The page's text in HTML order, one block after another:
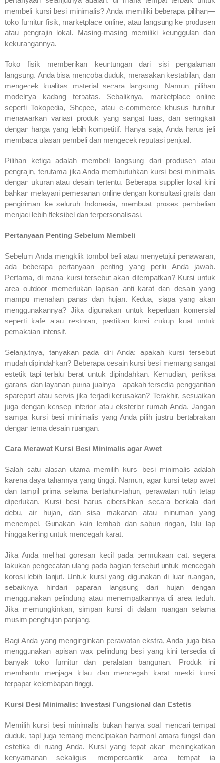
membeli kursi besi minimalis? Anda memiliki beberapa pilihan—
toko furnitur fisik, marketplace online, atau langsung ke produsen
atau pengrajin lokal. Masing-masing memiliki keunggulan dan
kekurangannya.
Toko fisik memberikan keuntungan dari sisi pengalaman
langsung. Anda bisa mencoba duduk, merasakan kestabilan, dan
mengecek kualitas material secara langsung. Namun, pilihan
modelnya kadang terbatas. Sebaliknya, marketplace online
seperti Tokopedia, Shopee, atau e-commerce khusus furnitur
menawarkan variasi produk yang sangat luas, dan seringkali
dengan harga yang lebih kompetitif. Hanya saja, Anda harus jeli
membaca ulasan pembeli dan mengecek reputasi penjual.
Pilihan ketiga adalah membeli langsung dari produsen atau
pengrajin, terutama jika Anda membutuhkan kursi besi minimalis
dengan ukuran atau desain tertentu. Beberapa supplier lokal kini
bahkan melayani pemesanan online dengan konsultasi gratis dan
pengiriman ke seluruh Indonesia, membuat proses pembelian
menjadi lebih fleksibel dan terpersonalisasi.
Pertanyaan Penting Sebelum Membeli
Sebelum Anda mengklik tombol beli atau menyetujui penawaran,
ada beberapa pertanyaan penting yang perlu Anda jawab.
Pertama, di mana kursi tersebut akan ditempatkan? Kursi untuk
area outdoor memerlukan lapisan anti karat dan desain yang
mampu menahan panas dan hujan. Kedua, siapa yang akan
menggunakannya? Jika digunakan untuk keperluan komersial
seperti kafe atau restoran, pastikan kursi cukup kuat untuk
pemakaian intensif.
Selanjutnya, tanyakan pada diri Anda: apakah kursi tersebut
mudah dipindahkan? Beberapa desain kursi besi memang sangat
estetik tapi terlalu berat untuk dipindahkan. Kemudian, periksa
garansi dan layanan purna jualnya—apakah tersedia penggantian
sparepart atau servis jika terjadi kerusakan? Terakhir, sesuaikan
juga dengan konsep interior atau eksterior rumah Anda. Jangan
sampai kursi besi minimalis yang Anda pilih justru bertabrakan
dengan tema desain ruangan.
Cara Merawat Kursi Besi Minimalis agar Awet
Salah satu alasan utama memilih kursi besi minimalis adalah
karena daya tahannya yang tinggi. Namun, agar kursi tetap awet
dan tampil prima selama bertahun-tahun, perawatan rutin tetap
diperlukan. Kursi besi harus dibersihkan secara berkala dari
debu, air hujan, dan sisa makanan atau minuman yang
menempel. Gunakan kain lembab dan sabun ringan, lalu lap
hingga kering untuk mencegah karat.
Jika Anda melihat goresan kecil pada permukaan cat, segera
lakukan pengecatan ulang pada bagian tersebut untuk mencegah
korosi lebih lanjut. Untuk kursi yang digunakan di luar ruangan,
sebaiknya hindari paparan langsung dari hujan dengan
menggunakan pelindung atau menempatkannya di area teduh.
Jika memungkinkan, simpan kursi di dalam ruangan selama
musim penghujan panjang.
Bagi Anda yang menginginkan perawatan ekstra, Anda juga bisa
menggunakan lapisan wax pelindung besi yang kini tersedia di
banyak toko furnitur dan peralatan bangunan. Produk ini
membantu menjaga kilau dan mencegah karat meski kursi
terpapar kelembapan tinggi.
Kursi Besi Minimalis: Investasi Fungsional dan Estetis
Memilih kursi besi minimalis bukan hanya soal mencari tempat
duduk, tapi juga tentang menciptakan harmoni antara fungsi dan
estetika di ruang Anda. Kursi yang tepat akan meningkatkan
kenyamanan sekaligus mempercantik area tempat ia